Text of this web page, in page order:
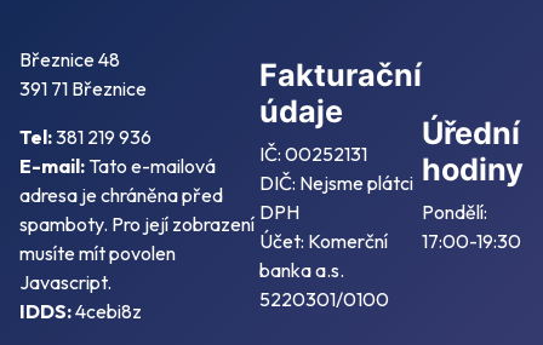
Březnice 48
391 71 Březnice
Tel:381 219 936
E-mail: Tato e-mailová
adresa je chráněna před
spamboty. Pro její zobrazení
musíte mít povolen
Javascript.
IDDS:4cebi8z
Fakturační
údaje
IČ: 00252131
DIČ: Nejsme plátci
DPH
Účet: Komerční
banka a.s.
5220301/0100
Úřední
hodiny
Pondělí:
17:00-19:30